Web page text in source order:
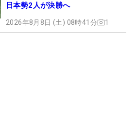
日本勢2人が決勝へ
2026年8月8日 (土) 08時41分 1